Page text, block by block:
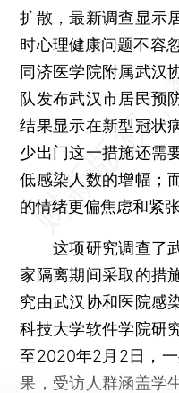
扩散，最新调查显示
时心理健康问题不容
同济医学院附属武汉
队发布武汉市居民预
结果显示在新型冠状
少出门这一措施还需
低感染人数的增幅；
的情绪更偏焦虑和紧张
这项研究调查了武
家隔离期间采取的措
究由武汉协和医院感
科技大学软件学院研
至2020年2月2日，
果，受访人群涵盖学